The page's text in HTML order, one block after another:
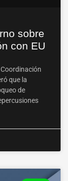
sobre
con EU
que la
de